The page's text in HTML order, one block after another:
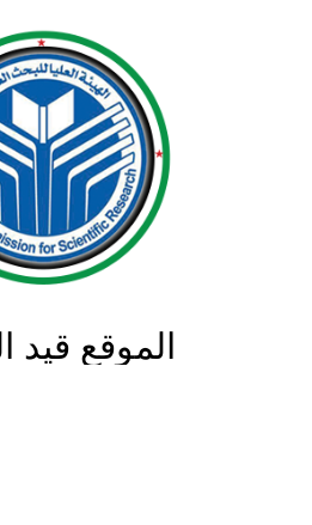
الموقع قيد